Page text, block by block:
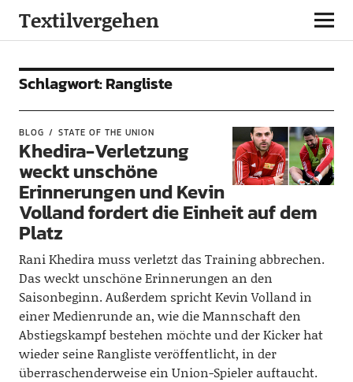
Textilvergehen
Schlagwort:Rangliste
BLOG STATE OF THE UNION
Khedira-Verletzung
weckt unschöne
Erinnerungen und Kevin
Volland fordert die Einheit auf dem
Platz
Rani Khedira muss verletzt das Training abbrechen.
Das weckt unschöne Erinnerungen an den
Saisonbeginn. Außerdem spricht Kevin Volland in
einer Medienrunde an, wie die Mannschaft den
Abstiegskampf bestehen möchte und der Kicker hat
wieder seine Rangliste veröffentlicht, in der
überraschenderweise ein Union-Spieler auftaucht.